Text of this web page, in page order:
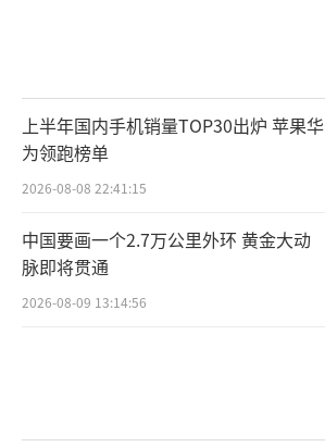
上半年国内手机销量TOP30出炉 苹果华
为领跑榜单
2026-08-08 22:41:15
中国要画一个2.7万公里外环 黄金大动
脉即将贯通
2026-08-09 13:14:56